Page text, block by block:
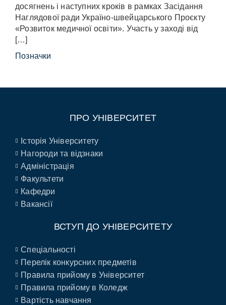
досягнень і наступних кроків в рамках Засідання
Наглядової ради Україно-швейцарського Проєкту
«Розвиток медичної освіти». Участь у заході від
[…]
Позначки
ПРО УНІВЕРСИТЕТ
Історія Університету
Нагороди та відзнаки
Адміністрація
Факультети
Кафедри
Вакансії
ВСТУП ДО УНІВЕРСИТЕТУ
Спеціальності
Перелік конкурсних предметів
Правила прийому в Університет
Правила прийому в Коледж
Вартість навчання